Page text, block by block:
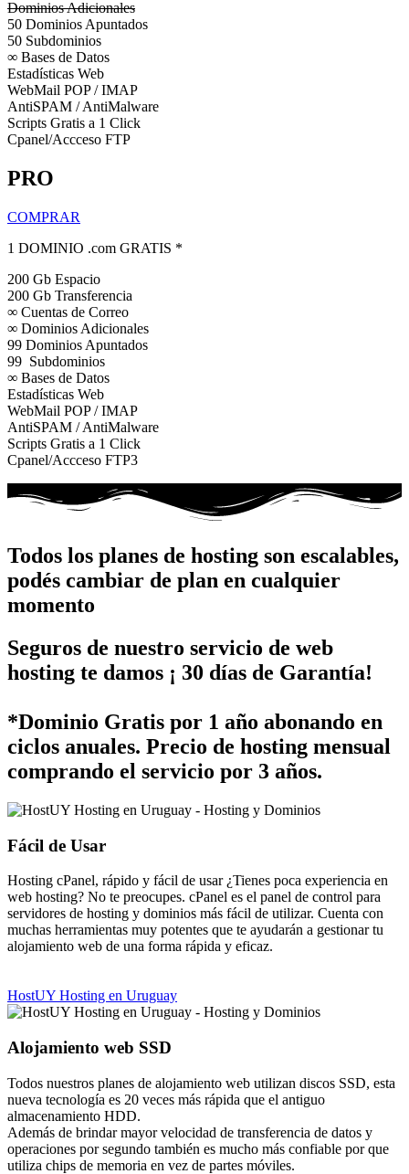
Dominios Adicionales
50 Dominios Apuntados
50 Subdominios
∞ Bases de Datos
Estadísticas Web
WebMail POP / IMAP
AntiSPAM / AntiMalware
Scripts Gratis a 1 Click
Cpanel/Accceso FTP
PRO
COMPRAR
1 DOMINIO .com GRATIS *
200 Gb Espacio
200 Gb Transferencia
∞ Cuentas de Correo
∞ Dominios Adicionales
99 Dominios Apuntados
99 Subdominios
∞ Bases de Datos
Estadísticas Web
WebMail POP / IMAP
AntiSPAM / AntiMalware
Scripts Gratis a 1 Click
Cpanel/Accceso FTP3
Todos los planes de hosting son escalables,
podés cambiar de plan en cualquier
momento
Seguros de nuestro servicio de web
hosting te damos ¡ 30 días de Garantía!
*Dominio Gratis por 1 año abonando en
ciclos anuales. Precio de hosting mensual
comprando el servicio por 3 años.
Fácil de Usar
Hosting cPanel, rápido y fácil de usar ¿Tienes poca experiencia en
web hosting? No te preocupes. cPanel es el panel de control para
servidores de hosting y dominios más fácil de utilizar. Cuenta con
muchas herramientas muy potentes que te ayudarán a gestionar tu
alojamiento web de una forma rápida y eficaz.
HostUY Hosting en Uruguay
Alojamiento web SSD
Todos nuestros planes de alojamiento web utilizan discos SSD, esta
nueva tecnología es 20 veces más rápida que el antiguo
almacenamiento HDD.
Además de brindar mayor velocidad de transferencia de datos y
operaciones por segundo también es mucho más confiable por que
utiliza chips de memoria en vez de partes móviles.